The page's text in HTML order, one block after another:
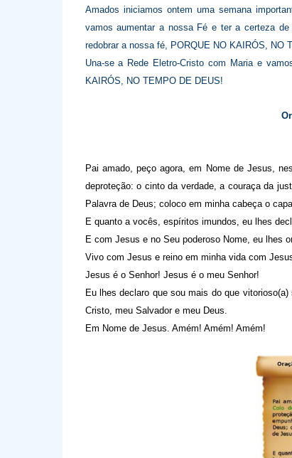
Amados iniciamos ontem uma semana
vamos aumentar a nossa Fé e ter a certeza
redobrar a nossa fé, PORQUE NO KAIRÓS, NO
Una-se a Rede Eletro-Cristo com Maria e
KAIRÓS, NO TEMPO DE DEUS!
Pai amado, peço agora, em Nome de Jesus,
deproteção: o cinto da verdade, a couraça da
Palavra de Deus; coloco em minha cabeça o
E quanto a vocês, espíritos imundos, eu lhes
E com Jesus e no Seu poderoso Nome, eu lhes
Vivo com Jesus e reino em minha vida com
Jesus é o Senhor! Jesus é o meu Senhor!
Eu lhes declaro que sou mais do que
Cristo, meu Salvador e meu Deus.
Em Nome de Jesus. Amém! Amém! Amém!